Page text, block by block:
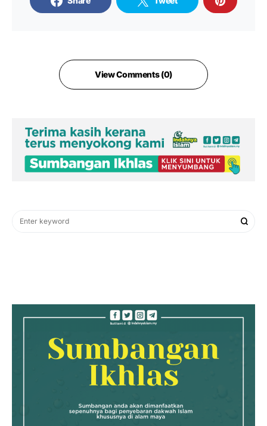
View Comments (0)